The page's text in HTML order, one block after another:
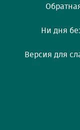
Ни дня
Версия для